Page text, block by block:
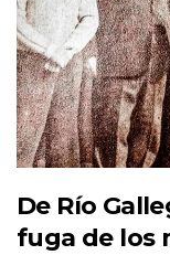
De Río
fuga de los